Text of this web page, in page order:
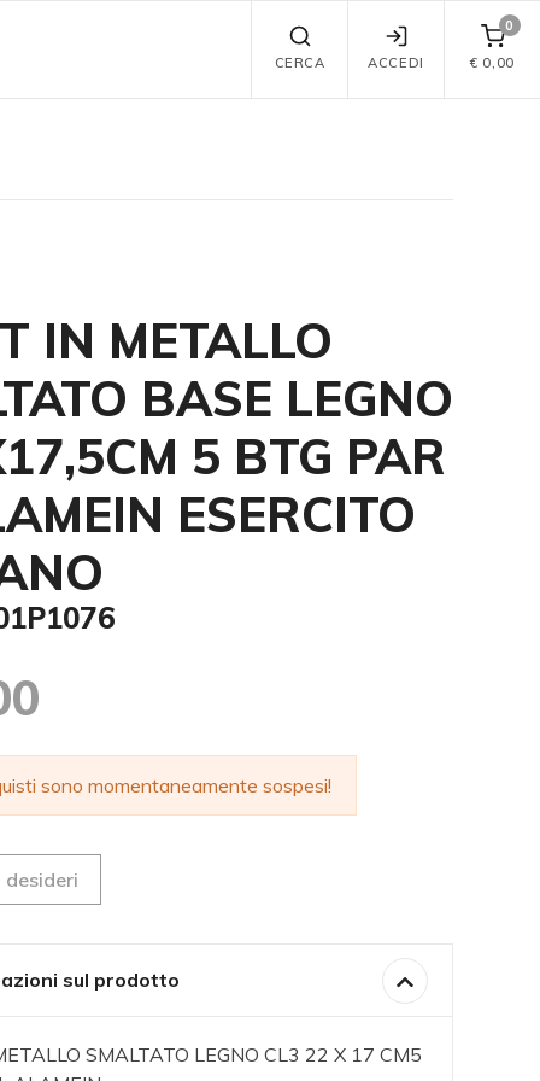
CERCA ACCEDI
0
€ 0,00
IN METALLO
BASE LEGNO
5 BTG PAR
ESERCITO
sono momentaneamente sospesi!
desideri
sul prodotto
SMALTATO LEGNO CL3 22 X 17 CM5